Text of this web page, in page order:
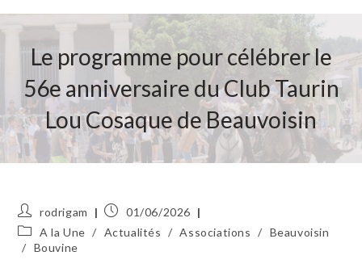
Le programme pour célébrer le
56e anniversaire du Club Taurin
Lou Cosaque de Beauvoisin
Auteur/autrice
de
la
publication :
rodrigam
Publication
publiée :
01/06/2026
Post
category:
A la Une / Actualités / Associations / Beauvoisin
/ Bouvine